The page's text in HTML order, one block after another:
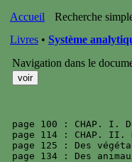
Accueil
Recherche
Livres • Système
Navigation dans le
page 100 : CHAP. I.
page 114 : CHAP. II.
page 125 : Des
page 134 : Des